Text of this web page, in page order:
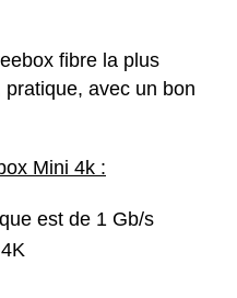
fibre la plus
avec un bon
Mini 4k :
est de 1 Gb/s